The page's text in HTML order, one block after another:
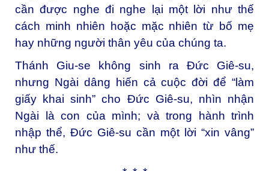
cần được nghe đi nghe lại một lời như thế
cách minh nhiên hoặc mặc nhiên từ bố mẹ
hay những người thân yêu của chúng ta.
Thánh Giu-se không sinh ra Đức Giê-su,
nhưng Ngài dâng hiến cả cuộc đời để “làm
giấy khai sinh” cho Đức Giê-su, nhìn nhận
Ngài là con của mình; và trong hành trình
nhập thể, Đức Giê-su cần một lời “xin vâng”
như thế.